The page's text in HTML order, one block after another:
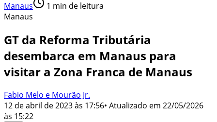
Manaus 1 min de leitura
Manaus
GT da Reforma Tributária
desembarca em Manaus para
visitar a Zona Franca de Manaus
Fabio Melo e Mourão Jr.
12 de abril de 2023 às 17:56• Atualizado em 22/05/2026
às 15:22